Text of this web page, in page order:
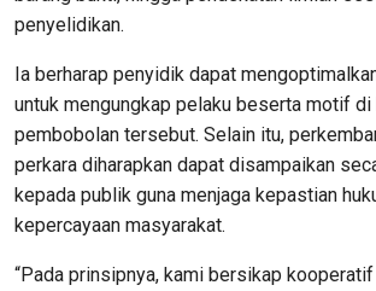
penyelidikan.
Ia berharap penyidik dapat
untuk mengungkap pelaku beserta motif
pembobolan tersebut. Selain itu,
perkara diharapkan dapat disampaikan
kepada publik guna menjaga kepastian
kepercayaan masyarakat.
“Pada prinsipnya, kami bersikap